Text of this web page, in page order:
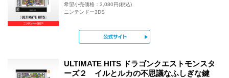
希望小売価格：3,080円(税込)
ニンテンドー3DS
ULTIMATE HITS ドラゴンクエストモンスタ
ーズ２ イルとルカの不思議なふしぎな鍵